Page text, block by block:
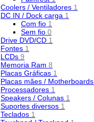
Coolers / Ventiladores 1
DC IN / Dock carga 1
Com fio 1
Sem fio 0
Drive DVD/CD 1
Fontes 1
LCDs 9
Memoria Ram 8
Placas Gráficas 1
Placas mães / Motherboards
Processadores 1
Speakers / Colunas 1
Suportes diversos 1
Teclados 1